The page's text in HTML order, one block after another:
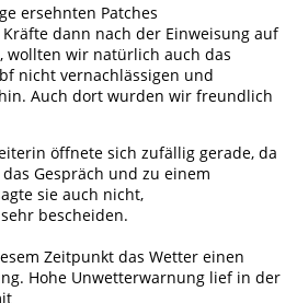
ersehnten Patches
dann nach der Einweisung auf
wollten wir natürlich auch das
nicht vernachlässigen und
Auch dort wurden wir freundlich
öffnete sich zufällig gerade, da
Gespräch und zu einem
sie auch nicht,
bescheiden.
Zeitpunkt das Wetter einen
Hohe Unwetterwarnung lief in der